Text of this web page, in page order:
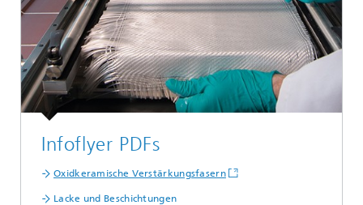
Infoflyer PDFs
Oxidkeramische Verstärkungsfasern
Lacke und Beschichtungen